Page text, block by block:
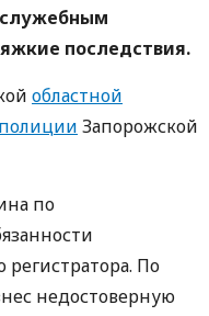
последствия.
областной
Запорожской
по
регистратора. По
недостоверную